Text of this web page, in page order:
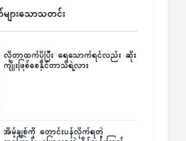
ျားသောသတင်း
လိုတာထက်ပိုပြီး ရေသောက်ရင်လည်း ဆိုး
ကျိုးဖြစ်စေနိုင်တာသိရဲ့လား
အိမ့်ချစ်ကို တောင်းပန်လိုက်ရတဲ့